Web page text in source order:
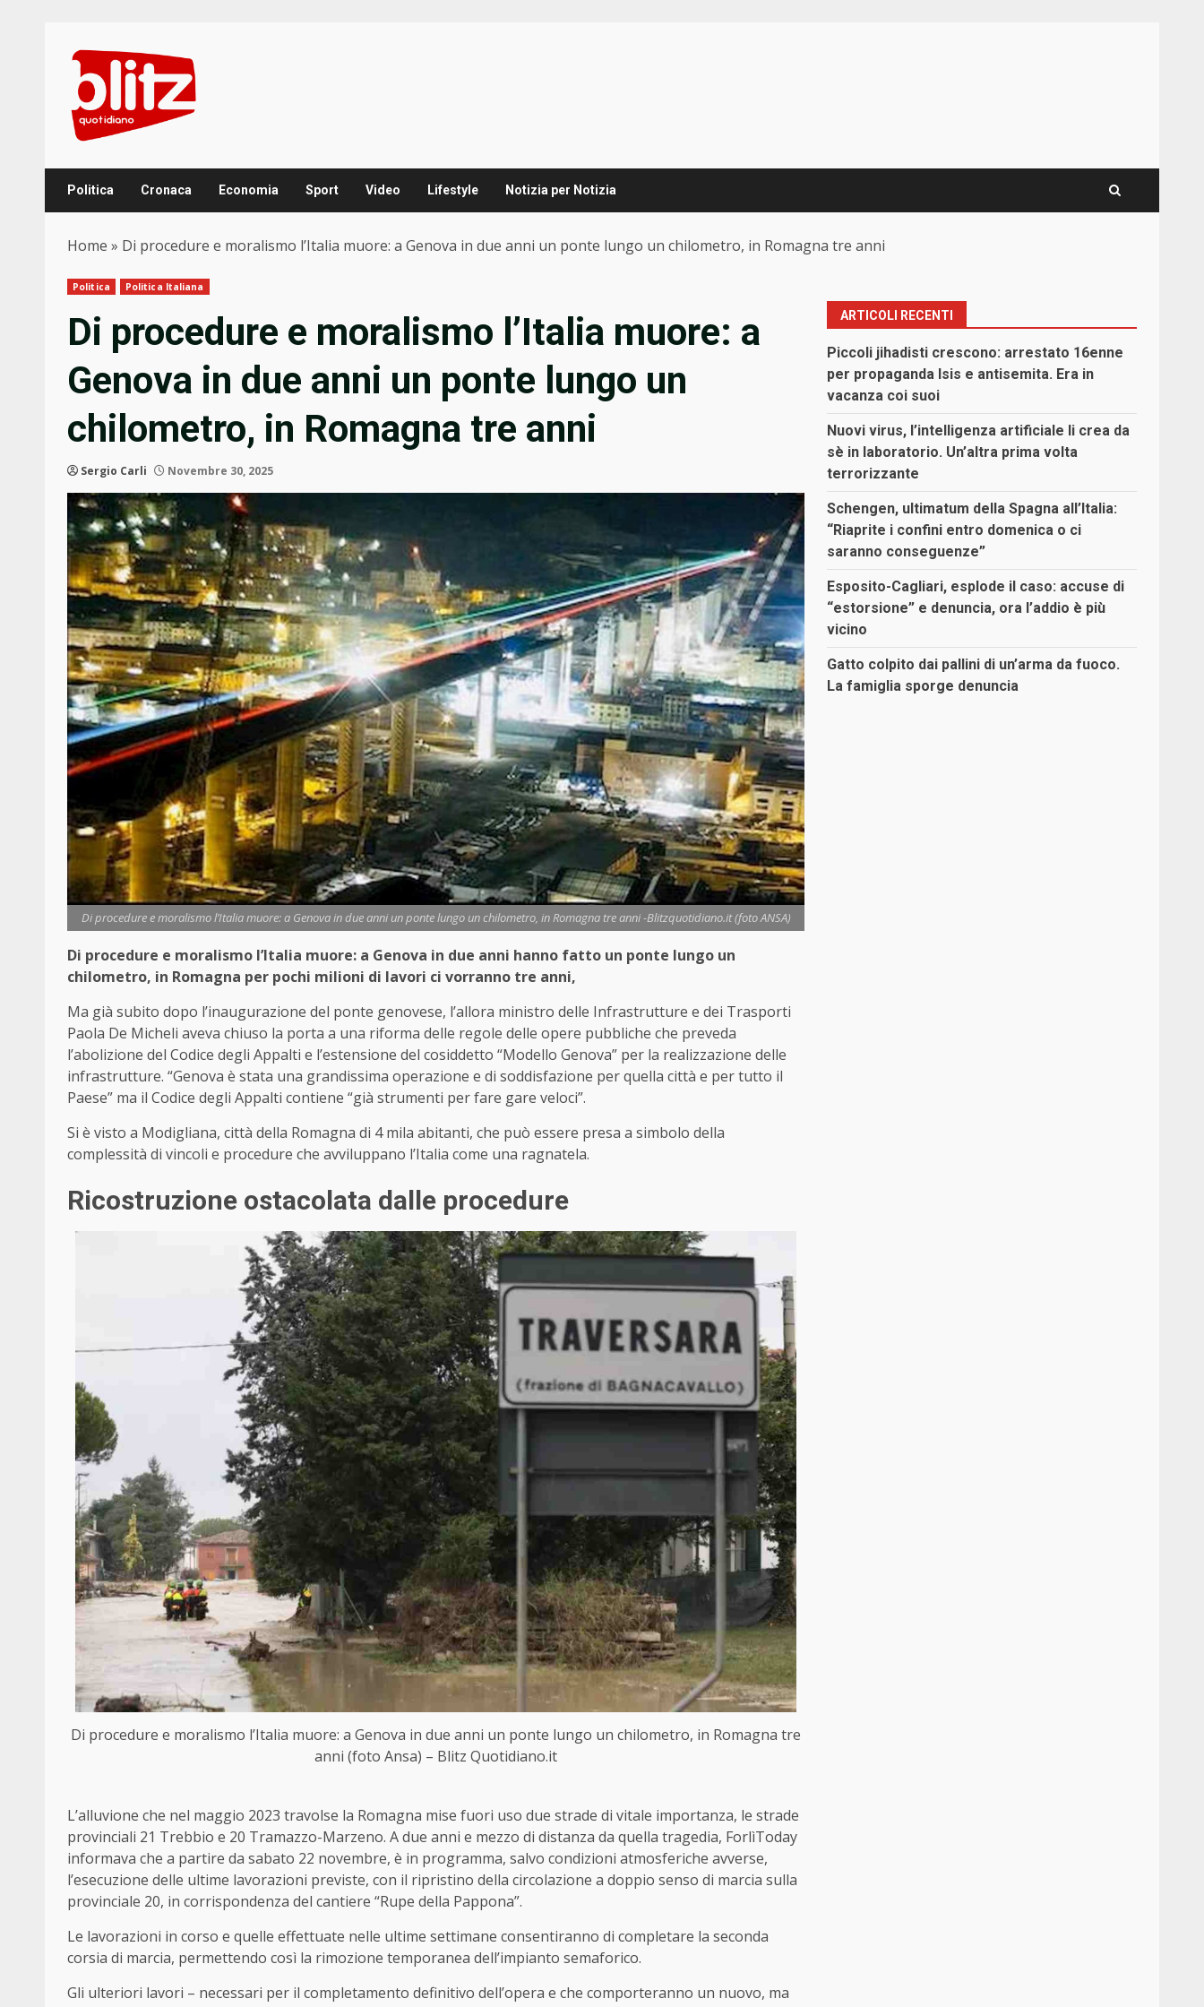
content
Politica Cronaca Economia Sport Video Lifestyle Notizia per Notizia
Home » Di procedure e moralismo l’Italia muore: a Genova in due anni un ponte lungo un chilometro, in Romagna tre anni
Politica Politica Italiana
Di procedure e moralismo l’Italia muore: a
Genova in due anni un ponte lungo un
chilometro, in Romagna tre anni
Sergio Carli Novembre 30, 2025
Di procedure e moralismo l’Italia muore: a Genova in due anni un ponte lungo un chilometro, in Romagna tre anni -Blitzquotidiano.it (foto ANSA)
Di procedure e moralismo l’Italia muore: a Genova in due anni hanno fatto un ponte lungo un
chilometro, in Romagna per pochi milioni di lavori ci vorranno tre anni,
Ma già subito dopo l’inaugurazione del ponte genovese, l’allora ministro delle Infrastrutture e dei Trasporti
Paola De Micheli aveva chiuso la porta a una riforma delle regole delle opere pubbliche che preveda
l’abolizione del Codice degli Appalti e l’estensione del cosiddetto “Modello Genova” per la realizzazione delle
infrastrutture. “Genova è stata una grandissima operazione e di soddisfazione per quella città e per tutto il
Paese” ma il Codice degli Appalti contiene “già strumenti per fare gare veloci”.
Si è visto a Modigliana, città della Romagna di 4 mila abitanti, che può essere presa a simbolo della
complessità di vincoli e procedure che avviluppano l’Italia come una ragnatela.
Ricostruzione ostacolata dalle procedure
Di procedure e moralismo l’Italia muore: a Genova in due anni un ponte lungo un chilometro, in Romagna tre
anni (foto Ansa) – Blitz Quotidiano.it
L’alluvione che nel maggio 2023 travolse la Romagna mise fuori uso due strade di vitale importanza, le strade
provinciali 21 Trebbio e 20 Tramazzo-Marzeno. A due anni e mezzo di distanza da quella tragedia, ForlìToday
informava che a partire da sabato 22 novembre, è in programma, salvo condizioni atmosferiche avverse,
l’esecuzione delle ultime lavorazioni previste, con il ripristino della circolazione a doppio senso di marcia sulla
provinciale 20, in corrispondenza del cantiere “Rupe della Pappona”.
Le lavorazioni in corso e quelle effettuate nelle ultime settimane consentiranno di completare la seconda
corsia di marcia, permettendo così la rimozione temporanea dell’impianto semaforico.
Gli ulteriori lavori – necessari per il completamento definitivo dell’opera e che comporteranno un nuovo, ma
ARTICOLI RECENTI
Piccoli jihadisti crescono: arrestato 16enne
per propaganda Isis e antisemita. Era in
vacanza coi suoi
Nuovi virus, l’intelligenza artificiale li crea da
sè in laboratorio. Un’altra prima volta
terrorizzante
Schengen, ultimatum della Spagna all’Italia:
“Riaprite i confini entro domenica o ci
saranno conseguenze”
Esposito-Cagliari, esplode il caso: accuse di
“estorsione” e denuncia, ora l’addio è più
vicino
Gatto colpito dai pallini di un’arma da fuoco.
La famiglia sporge denuncia